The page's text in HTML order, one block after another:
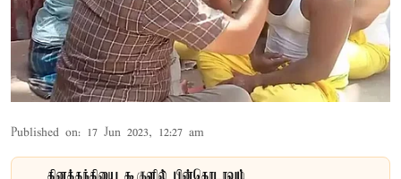
Published on: 17 Jun 2023, 12:27 am